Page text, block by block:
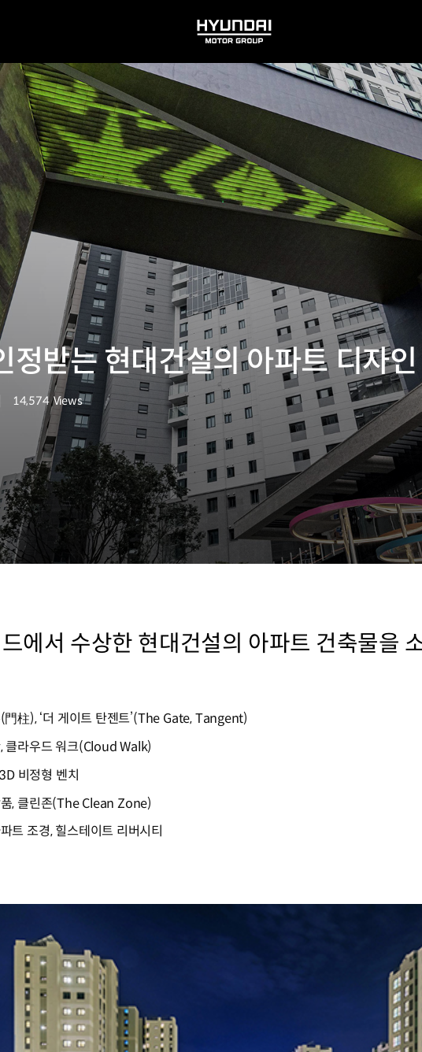
HYUNDAI
MOTOR
GROUP
정받는 현대건설의 아파트 디자인
14,574 Views
에서 수상한 현대건설의 아파트 건축물을
門柱), ‘더 게이트 탄젠트’(The Gate, Tangent)
클라우드 워크(Cloud Walk)
비정형 벤치
, 클린존(The Clean Zone)
트 조경, 힐스테이트 리버시티